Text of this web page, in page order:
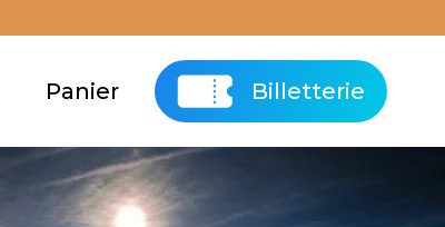
Panier Billetterie